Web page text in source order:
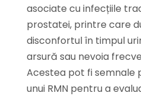
asociate cu infecțiile
prostatei, printre care
disconfortul în timpul
arsură sau nevoia
Acestea pot fi semnale
unui RMN pentru a